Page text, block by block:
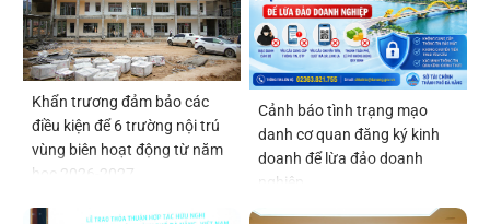
Khẩn trương đảm bảo các
điều kiện để 6 trường nội trú
vùng biên hoạt động từ năm
học 2026-2027
Cảnh báo tình trạng mạo
danh cơ quan đăng ký kinh
doanh để lừa đảo doanh
nghiệp